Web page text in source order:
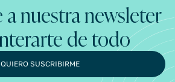
nuestra newsleter
de todo
QUIERO SUSCRIBIRME